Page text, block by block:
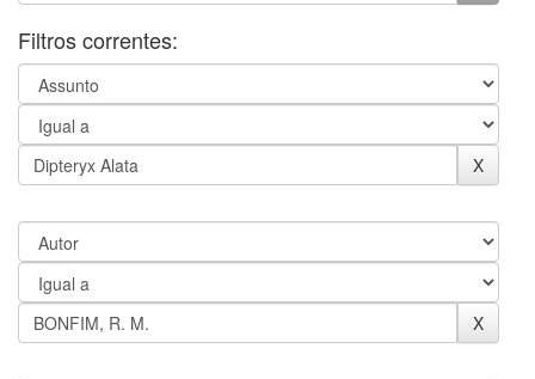
Filtros correntes: